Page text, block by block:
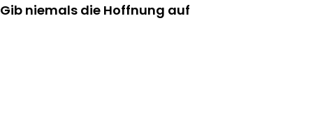
Gib niemals die Hoffnung auf